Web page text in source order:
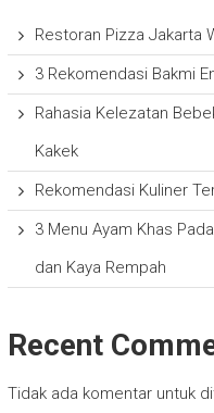
Restoran Pizza Jakarta
3 Rekomendasi Bakmi
Rahasia Kelezatan
Kakek
Rekomendasi Kuliner
3 Menu Ayam Khas
dan Kaya Rempah
Recent
Tidak ada komentar untuk